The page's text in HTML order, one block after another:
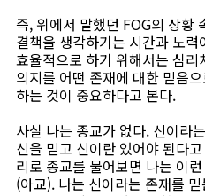
즉, 위에서 말했던 FOG의 상황
결책을 생각하기는 시간과 노
효율적으로 하기 위해서는 심
의지를 어떤 존재에 대한 믿음
하는 것이 중요하다고 본다.
사실 나는 종교가 없다. 신이라
신을 믿고 신이란 있어야 된다
리로 종교를 물어보면 나는 이
(아교). 나는 신이라는 존재를